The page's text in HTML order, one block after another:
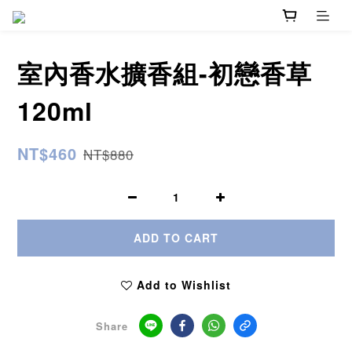
室內香水擴香組-初戀香草
120ml
NT$460 NT$880
ADD TO CART
Add to Wishlist
Share